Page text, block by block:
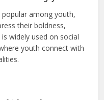
can inspire you to
confidently, and
It encourages self-love
esteem.
among youth?
among youth,